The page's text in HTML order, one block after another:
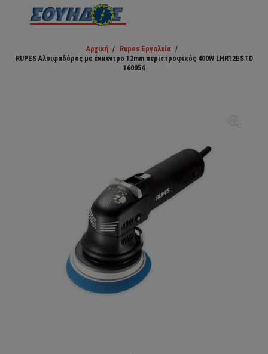
Αρχική / Rupes Εργαλεία /
RUPES Αλοιφαδόρος με έκκεντρο 12mm περιστροφικός 400W LHR12ESTD
160054